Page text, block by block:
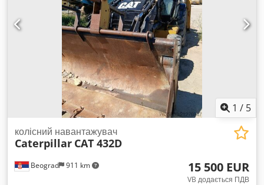
1 / 5
Beograd 911 km
колісний навантажувач
Caterpillar CAT 432D
15 500 EUR
VB додається ПДВ